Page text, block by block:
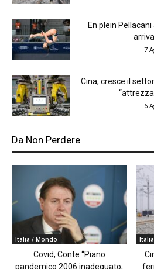
En plein
7
Cina, cresce il
6
Da Non Perdere
Italia / Mondo
Covid, Conte “Piano
pandemico 2006 inadeguato,